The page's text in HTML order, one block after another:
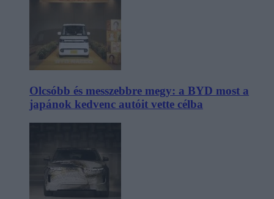
Olcsóbb és messzebbre megy: a BYD most a
japánok kedvenc autóit vette célba